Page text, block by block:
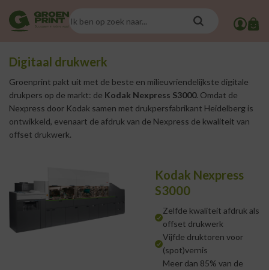
Digitaal drukwerk
Groenprint pakt uit met de beste en milieuvriendelijkste digitale
drukpers op de markt: de Kodak Nexpress S3000. Omdat de
Nexpress door Kodak samen met drukpersfabrikant Heidelberg is
ontwikkeld, evenaart de afdruk van de Nexpress de kwaliteit van
offset drukwerk.
Kodak Nexpress
S3000
Zelfde kwaliteit afdruk als
offset drukwerk
Vijfde druktoren voor
(spot)vernis
Meer dan 85% van de